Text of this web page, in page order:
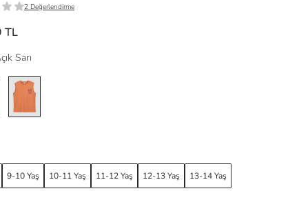
2 Değerlendirme
TL
Sarı
9-10 Yaş 10-11 Yaş 11-12 Yaş 12-13 Yaş 13-14 Yaş